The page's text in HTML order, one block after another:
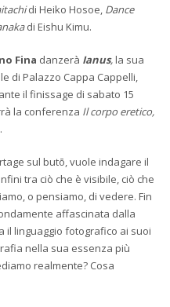
di Heiko Hosoe, Dance
di Eishu Kimu.
Fina danzerà Ianus,la sua
di Palazzo Cappa Cappelli,
il finissage di sabato 15
la conferenza Il corpo eretico,
sul butō, vuole indagare il
tra ciò che è visibile, ciò che
o pensiamo, di vedere. Fin
affascinata dalla
il linguaggio fotografico ai suoi
nella sua essenza più
realmente? Cosa